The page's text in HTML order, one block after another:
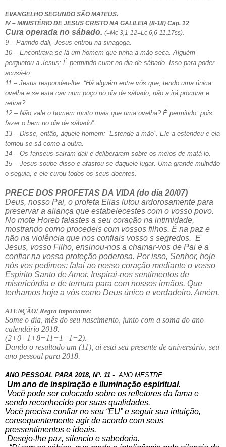
EVANGELHO SEGUNDO SÃO MATEUS.
IV – MINISTÉRIO DE JESUS CRISTO NA GALILEIA (8-18) Cap. 12
Cura operada no sábado. (=Mc 3,1-12=Lc 6,6-11.17ss).
9 – Parindo dali, Jesus entrou na sinagoga.
10 – Encontrava-se lá um homem que tinha a mão seca. Alguém
perguntou a Jesus; É permitido curar no dia de sábado. Isso para poder
acusá-lo.
11 – Jesus respondeu-lhe. “Há alguém entre vós que, tendo uma única
ovelha e se esta cair num poço no dia de sábado, não a irá procurar e
retirar?
12 – Não vale o homem muito mais que uma ovelha? É permitido, pois,
fazer o bem no dia de sábado”.
13 – Disse, então, àquele homem: “Estende a mão”. Ele a estendeu e ela
tornou-se sã como a outra.
14 – Os fariseus saíram dali e deliberaram sobre os meios de matá-lo.
15 – Jesus soube disso e afastou-se daquele lugar. Uma grande multidão
o seguia, e ele curou todos os seus doentes.
PRECE DOS PROFETAS DA VIDA (do dia 20/07)
Deus, nosso Pai, o profeta Elias lutou ardorosamente para
preservar a aliança que estabelecestes com o vosso povo.
No mote Horeb falastes a seu coração na intimidade,
mostrando como procedeis com vossos filhos. É na paz e
não na violência que nos confiais vosso s segredos. E
Jesus, vosso Filho, ensinou-nos a chamar-vos de Pai e a
confiar na vossa proteção poderosa. Por isso, Senhor, hoje
nós vos pedimos: falai ao nosso coração mediante o vosso
Espirito Santo de Amor. Inspirai-nos sentimentos de
misericórdia e de ternura para com nossos irmãos. Que
tenhamos hoje a vós como Deus único e verdadeiro. Amém.
ATENÇÃO! Regra importante:
Some o dia, mês do seu nascimento, junto com a soma do ano
calendário 2018.
(2+0+1+8=11=1+1=2).
Dando o resultado um (11), ai está seu presente de aniversário, seu
ano pessoal para 2018.
ANO PESSOAL PARA 2018, Nº. 11 - ANO MESTRE.
Um ano de inspiração e iluminação espiritual.
Você pode ser colocado sobre os refletores da fama e
sendo reconhecido por suas qualidades.
Você precisa confiar no seu “EU” e seguir sua intuição,
consequentemente agir de acordo com seus
pressentimentos e ideais.
Desejo-lhe paz, silencio e sabedoria.